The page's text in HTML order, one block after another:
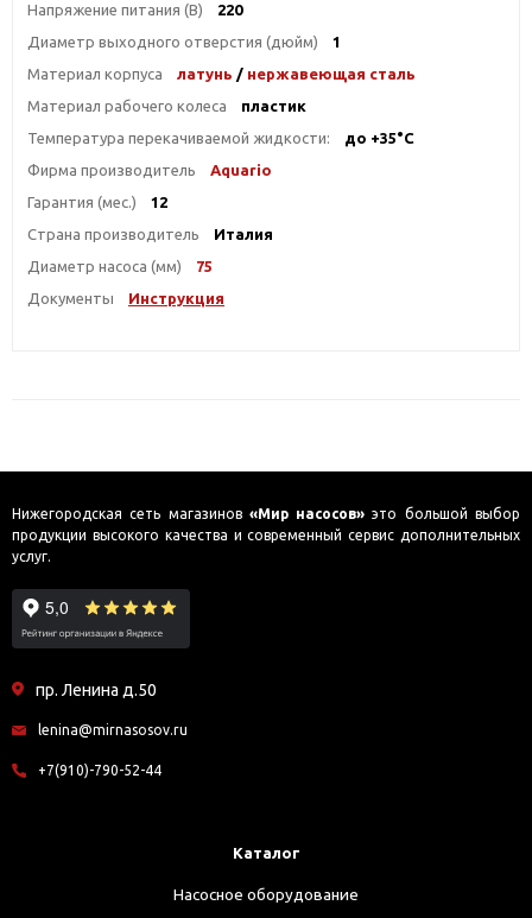
Напряжение питания (В)
220
Диаметр выходного отверстия (дюйм)
1
Материал корпуса
латунь / нержавеющая сталь
Материал рабочего колеса
пластик
Температура перекачиваемой жидкости:
до +35°С
Фирма производитель
Aquario
Гарантия (мес.)
12
Страна производитель
Италия
Диаметр насоса (мм)
75
Документы
Инструкция
Нижегородская сеть магазинов «Мир насосов» это большой выбор
продукции высокого качества и современный сервис дополнительных
услуг.
пр. Ленина д.50
lenina@mirnasosov.ru
+7(910)-790-52-44
Каталог
Насосное оборудование